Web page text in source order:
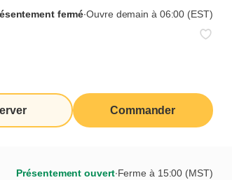
fermé∙Ouvre demain à 06:00 (EST)
Commander
Présentement ouvert∙Ferme à 15:00 (MST)
a toujours été important
collabore avec des
et qui visent à améliorer la
événements spéciaux
propriétaires de plus de 125